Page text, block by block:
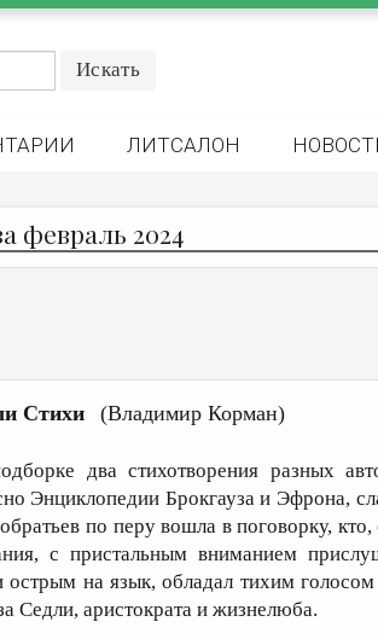
ЛИТСАЛОН
февраль 2024
Стихи (Владимир Корман)
два стихотворения разных
Энциклопедии Брокгауза и Эфрона,
по перу вошла в поговорку,
с пристальным вниманием
острым на язык, обладал тихим
Седли, аристократа и жизнелюба.